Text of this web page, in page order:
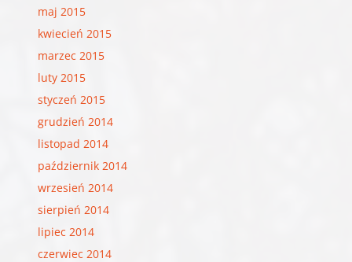
maj 2015
kwiecień 2015
marzec 2015
luty 2015
styczeń 2015
grudzień 2014
listopad 2014
październik 2014
wrzesień 2014
sierpień 2014
lipiec 2014
czerwiec 2014